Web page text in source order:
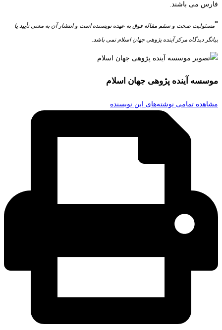
فارس می باشند.
*مسئولیت صحت و سقم مقاله فوق به عهده نویسنده است و انتشار آن­ به معنی تأیید یا
بیانگر دیدگاه مرکز آینده پژوهی جهان اسلام نمی باشد.
موسسه آینده پژوهی جهان اسلام
مشاهده تمامی نوشته‌های این نویسنده